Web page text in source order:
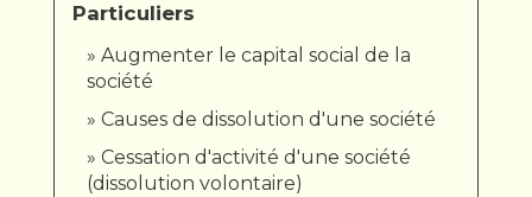
Particuliers
Augmenter le capital social de la
société
Causes de dissolution d'une société
Cessation d'activité d'une société
(dissolution volontaire)